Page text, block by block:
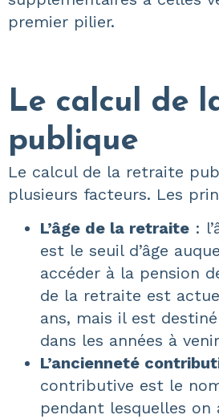
premier pilier.
Le calcul de
publique
Le calcul de la retraite
plusieurs facteurs. Les
L’âge de la retraite :
est le seuil d’âge
accéder à la pension
de la retraite est
ans, mais il est
dans les années à
L’ancienneté
contributive est le
pendant lesquelles on